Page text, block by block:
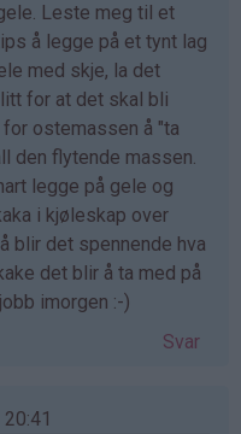
Leste meg til et
å legge på et tynt lag
med skje, la det
for at det skal bli
ostemassen å "ta
den flytende massen.
legge på gele og
i kjøleskap over
blir det spennende hva
det blir å ta med på
imorgen :-)
Svar